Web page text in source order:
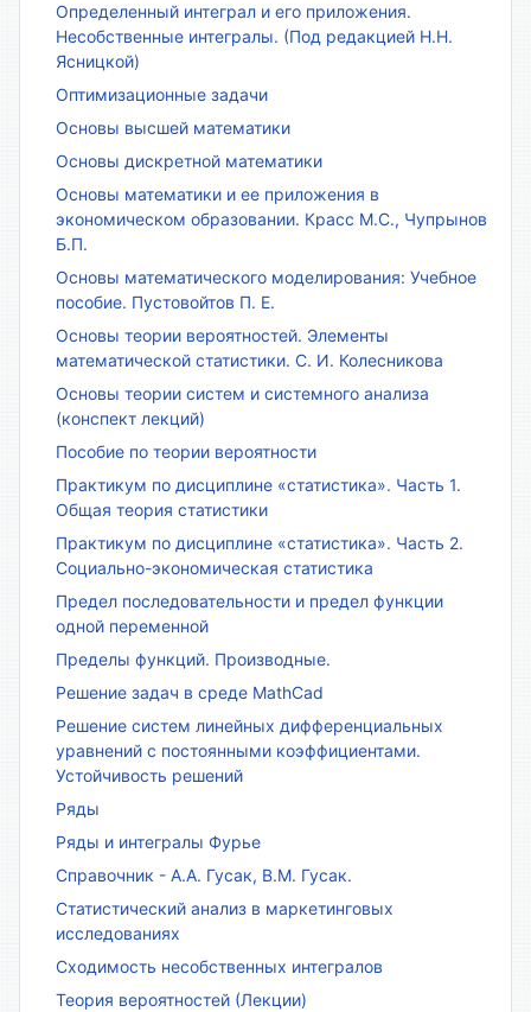
Определенный интеграл и его приложения.
Несобственные интегралы. (Под редакцией Н.Н.
Ясницкой)
Оптимизационные задачи
Основы высшей математики
Основы дискретной математики
Основы математики и ее приложения в
экономическом образовании. Красс М.С., Чупрынов
Б.П.
Основы математического моделирования: Учебное
пособие. Пустовойтов П. Е.
Основы теории вероятностей. Элементы
математической статистики. С. И. Колесникова
Основы теории систем и системного анализа
(конспект лекций)
Пособие по теории вероятности
Практикум по дисциплине «статистика». Часть 1.
Общая теория статистики
Практикум по дисциплине «статистика». Часть 2.
Социально-экономическая статистика
Предел последовательности и предел функции
одной переменной
Пределы функций. Производные.
Решение задач в среде MathCad
Решение систем линейных дифференциальных
уравнений с постоянными коэффициентами.
Устойчивость решений
Ряды
Ряды и интегралы Фурье
Справочник - А.А. Гусак, В.М. Гусак.
Статистический анализ в маркетинговых
исследованиях
Сходимость несобственных интегралов
Теория вероятностей (Лекции)